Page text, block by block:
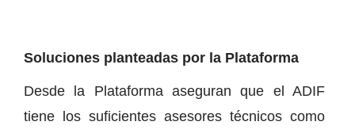
Soluciones planteadas por la Plataforma
Desde la Plataforma aseguran que el ADIF
tiene los suficientes asesores técnicos como